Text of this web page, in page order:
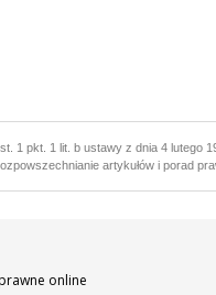
1 pkt. 1 lit. b ustawy z dnia 4
artykułów i porad
online